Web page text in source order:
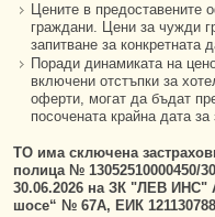
Цените в предоставените
граждани. Цени за чужди
запитване за конкретната
Поради динамиката на
включени отстъпки за
оферти, могат да бъдат
посочената крайна дата за
ТO има сключена
полица № 13052510000450/
30.06.2026 на ЗК "ЛЕВ
шосе“ № 67А, ЕИК